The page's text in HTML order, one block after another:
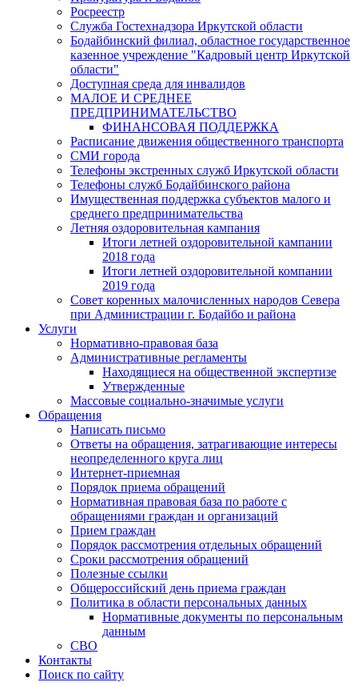
Росреестр
Служба Гостехнадзора Иркутской области
Бодайбинский филиал, областное государственное
казенное учреждение "Кадровый центр Иркутской
области"
Доступная среда для инвалидов
МАЛОЕ И СРЕДНЕЕ
ПРЕДПРИНИМАТЕЛЬСТВО
ФИНАНСОВАЯ ПОДДЕРЖКА
Расписание движения общественного транспорта
СМИ города
Телефоны экстренных служб Иркутской области
Телефоны служб Бодайбинского района
Имущественная поддержка субъектов малого и
среднего предпринимательства
Летняя оздоровительная кампания
Итоги летней оздоровительной кампании
2018 года
Итоги летней оздоровительной компании
2019 года
Совет коренных малочисленных народов Севера
при Администрации г. Бодайбо и района
Услуги
Нормативно-правовая база
Административные регламенты
Находящиеся на общественной экспертизе
Утвержденные
Массовые социально-значимые услуги
Обращения
Написать письмо
Ответы на обращения, затрагивающие интересы
неопределенного круга лиц
Интернет-приемная
Порядок приема обращений
Нормативная правовая база по работе с
обращениями граждан и организаций
Прием граждан
Порядок рассмотрения отдельных обращений
Сроки рассмотрения обращений
Полезные ссылки
Общероссийский день приема граждан
Политика в области персональных данных
Нормативные документы по персональным
данным
СВО
Контакты
Поиск по сайту